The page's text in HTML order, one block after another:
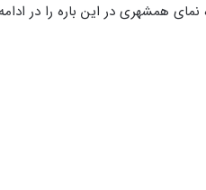
نمای همشهری در این باره را در